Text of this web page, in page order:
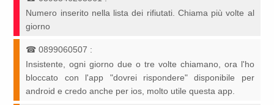
Numero inserito nella lista dei rifiutati. Chiama più volte al
giorno
☎0899060507 :
Insistente, ogni giorno due o tre volte chiamano, ora l'ho
bloccato con l'app "dovrei rispondere" disponibile per
android e credo anche per ios, molto utile questa app.